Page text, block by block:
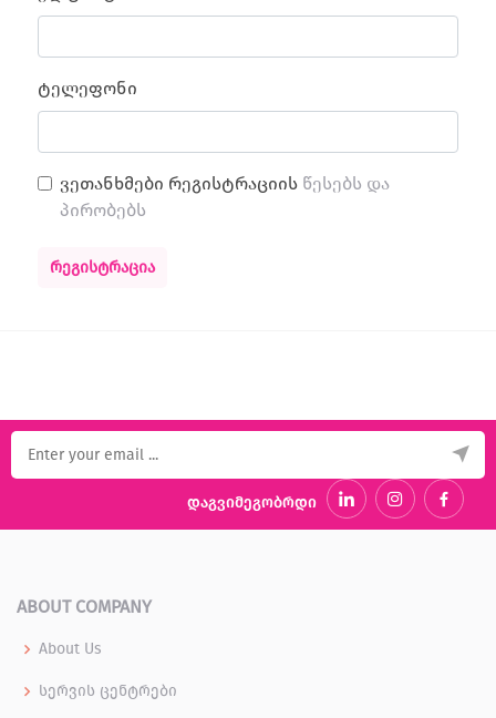
ტელეფონი
ვეთანხმები რეგისტრაციის წესებს და
პირობებს
ᲠᲔᲒᲘᲡᲢᲠᲐᲪᲘᲐ
დაგვიმეგობრდი
ABOUT COMPANY
About Us
სერვის ცენტრები